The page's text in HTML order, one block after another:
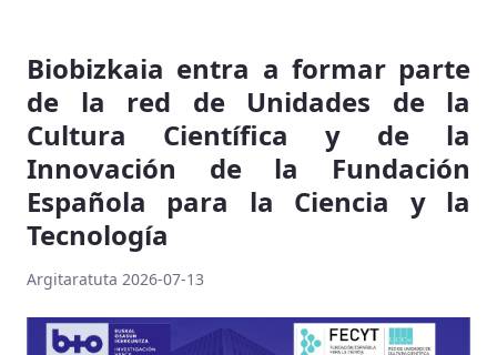
Biobizkaia entra a formar parte
de la red de Unidades de la
Cultura Científica y de la
Innovación de la Fundación
Española para la Ciencia y la
Tecnología
Argitaratuta 2026-07-13